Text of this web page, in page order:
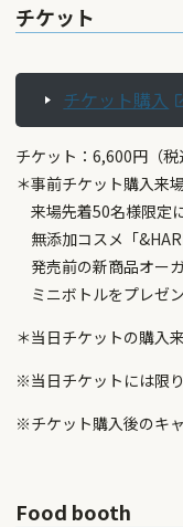
チケット
チケット購入
チケット：6,600円（税
＊事前チケット購入来
来場先着50名様限定
無添加コスメ「
発売前の新商品オー
ミニボトルをプレゼ
＊当日チケットの購入
※当日チケットには限り
※チケット購入後のキ
Food booth